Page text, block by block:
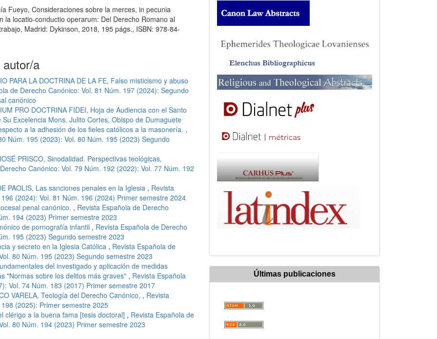
Fueyo, Consideraciones sobre la merces, in pecunia
la locatio-conductio operarum: Del Derecho Romano al
Madrid: Dykinson, 2018, 195 págs., ISBN: 978-84-
a
PARA LA DOCTRINA DE LA FE, Falso misticismo y abuso
de Derecho Canónico: Vol. 81 Núm. 197 (2024): Segundo
canónico
PRO DOCTRINA FIDEI, Hoja de Audiencia con el Santo
Excelencia Mons. Julito Cortes, Obispo de Dumaguete
a la adhesión de los fieles católicos a la masonería. ,
Núm. 195 (2023): Vol. 80 Núm. 195 (2023) Segundo
PRISCO, Sinodalidad. Perspectivas teológicas,
Canónico: Vol. 79 Núm. 192 (2022): Vol. 77 Núm. 192
PAOLIS, Las sanciones penales en la Iglesia , Revista
(2024): Vol. 81 Núm. 196 (2024) Primer semestre 2024
penal canónico. , Revista Española de Derecho
194 (2023) Primer semestre 2023
de pornografía infantil , Revista Española de Derecho
195 (2023) Segundo semestre 2023
y secreto en la Iglesia Católica , Revista Española de
80 Núm. 195 (2023) Segundo semestre 2023
del investigado y aplicación de medidas
"Normas sobre los delitos más graves" , Revista Española
Vol. 74 Núm. 183 (2017) Primer semestre 2017
VARELA, Teología del Derecho Canónico, , Revista
(2025): Primer semestre 2025
clérigo a la buena fama [tesis doctoral] , Revista Española de
80 Núm. 194 (2023) Primer semestre 2023
Últimas publicaciones